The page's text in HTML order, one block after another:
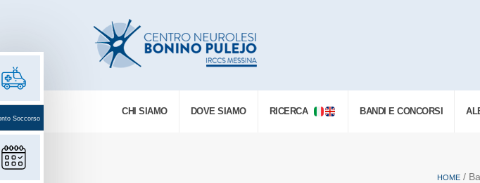
CHI SIAMO DOVE SIAMO RICERCA BANDI E CONCORSI
Soccorso
HOME /